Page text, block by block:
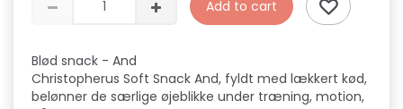
Add to cart
Blød snack - And
Christopherus Soft Snack And, fyldt med lækkert kød,
belønner de særlige øjeblikke under træning, motion,